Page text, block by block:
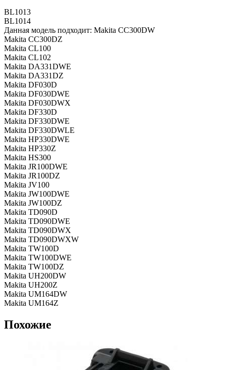
BL1013
BL1014
Данная модель подходит: Makita CC300DW
Makita CC300DZ
Makita CL100
Makita CL102
Makita DA331DWE
Makita DA331DZ
Makita DF030D
Makita DF030DWE
Makita DF030DWX
Makita DF330D
Makita DF330DWE
Makita DF330DWLE
Makita HP330DWE
Makita HP330Z
Makita HS300
Makita JR100DWE
Makita JR100DZ
Makita JV100
Makita JW100DWE
Makita JW100DZ
Makita TD090D
Makita TD090DWE
Makita TD090DWX
Makita TD090DWXW
Makita TW100D
Makita TW100DWE
Makita TW100DZ
Makita UH200DW
Makita UH200Z
Makita UM164DW
Makita UM164Z
Похожие